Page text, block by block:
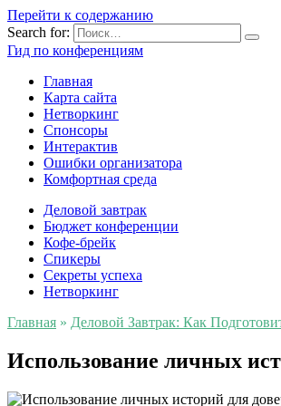
Перейти к содержанию
Search for:
Гид по конференциям
Главная
Карта сайта
Нетворкинг
Спонсоры
Интерактив
Ошибки организатора
Комфортная среда
Деловой завтрак
Бюджет конференции
Кофе-брейк
Спикеры
Секреты успеха
Нетворкинг
Главная » Деловой Завтрак: Как
Использование личных